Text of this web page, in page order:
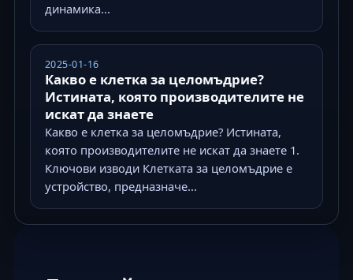
динамика...
2025-01-16
Какво е клетка за целомъдрие?
Истината, която производителите не
искат да знаете
Какво е клетка за целомъдрие? Истината,
която производителите не искат да знаете 1.
Ключови изводи Клетката за целомъдрие е
устройство, предназначе...